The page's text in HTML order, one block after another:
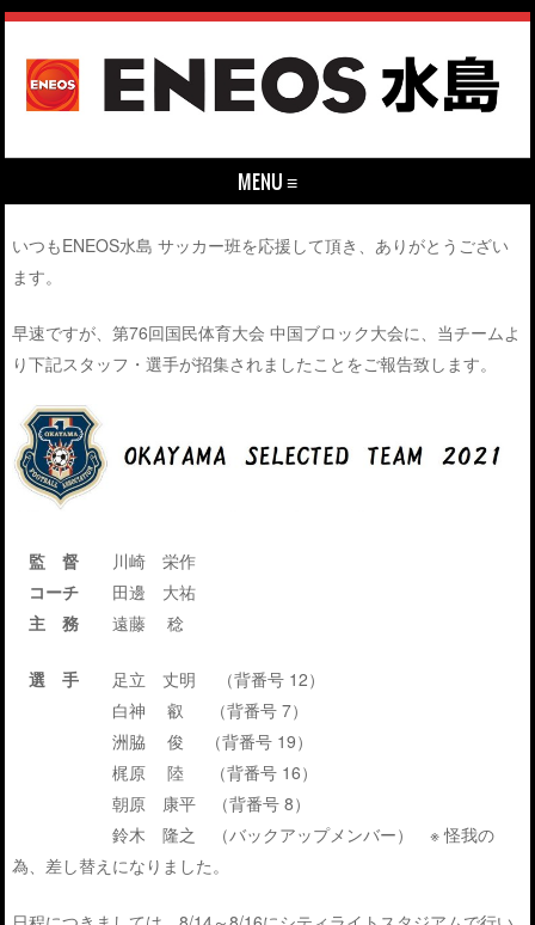
MENU ≡
いつもENEOS水島 サッカー班を応援して頂き、ありがとうござい
ます。
早速ですが、第76回国民体育大会 中国ブロック大会に、当チームよ
り下記スタッフ・選手が招集されましたことをご報告致します。
監 督 川崎 栄作
コーチ 田邊 大祐
主 務 遠藤 稔
選 手 足立 丈明 （背番号 12）
白神 叡 （背番号 7）
洲脇 俊 （背番号 19）
梶原 陸 （背番号 16）
朝原 康平 （背番号 8）
鈴木 隆之 （バックアップメンバー） ※ 怪我の
為、差し替えになりました。